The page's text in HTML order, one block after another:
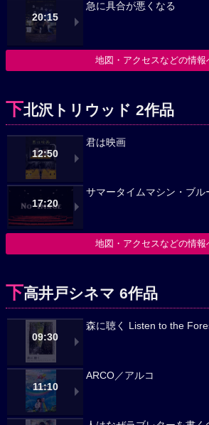
20:15
急に具合が悪くなる
地図・アクセスなどの情報
下北沢トリウッド 2作品
12:50
君は映画
17:20
サマータイムマシン・ブル
地図・アクセスなどの情報
下高井戸シネマ 6作品
09:30
森に聴く Listen to the
11:10
ARCO／アルコ